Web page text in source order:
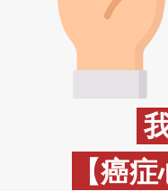
【癌